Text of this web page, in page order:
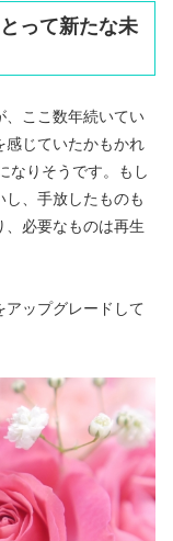
って新たな未
、ここ数年続いてい
感じていたかもかれ
なりそうです。もし
、手放したものも
、必要なものは再生
ップグレードして